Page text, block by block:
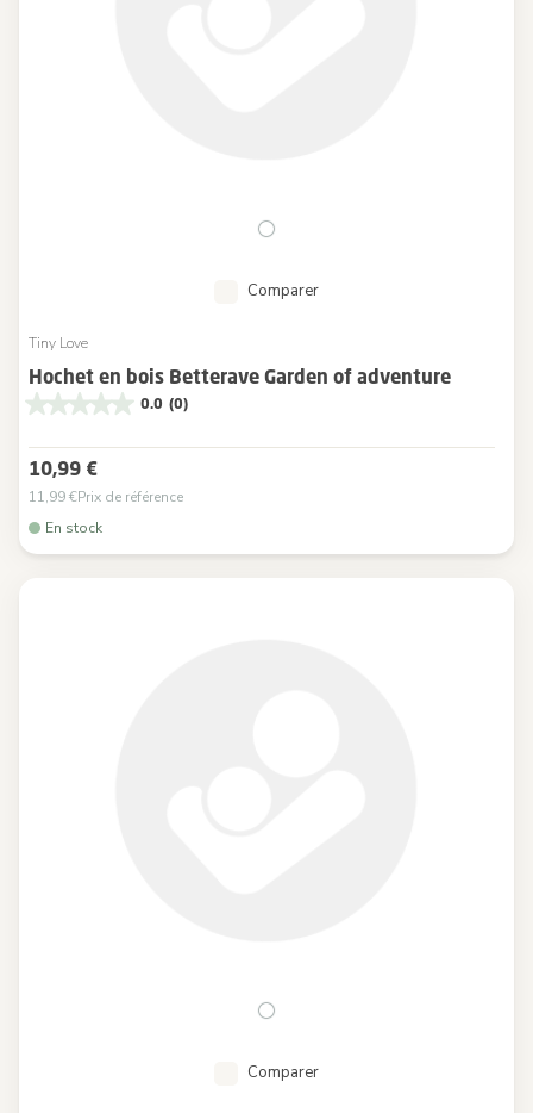
Comparer
Tiny Love
Hochet en bois Betterave Garden of adventure
0.0 (0)
10,99 €
11,99 €Prix de référence
En stock
Comparer